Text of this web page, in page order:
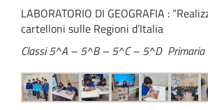
LABORATORIO DI GEOGRAFIA :
cartelloni sulle Regioni d’Italia
Classi 5^A – 5^B – 5^C – 5^D Primaria